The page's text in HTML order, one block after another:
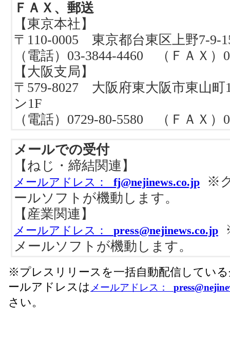
ＦＡＸ、郵送
【東京本社】
〒110-0005 東京都台東区上野7-9-
（電話）03-3844-4460 （ＦＡＸ）
【大阪支局】
〒579-8027 大阪府東大阪市東山町
ン1F
（電話）0729-80-5580 （ＦＡＸ）
メールでの受付
【ねじ・締結関連】
メールアドレス： fj@nejinews.co.jp ※
ールソフトが機動します。
【産業関連】
メールアドレス： press@nejinews.co.jp
メールソフトが機動します。
※プレスリリースを一括自動配信してい
ールアドレスは メールアドレス：
さい。